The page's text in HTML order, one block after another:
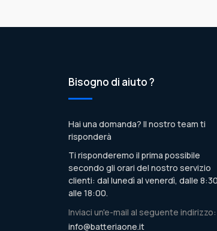
Bisogno di aiuto ?
Hai una domanda? Il nostro team ti
risponderà
Ti risponderemo il prima possibile
secondo gli orari del nostro servizio
clienti: dal lunedì al venerdì, dalle 8:30
alle 18:00.
Inviaci un'e-mail al seguente indirizzo:
info@batteriaone.it